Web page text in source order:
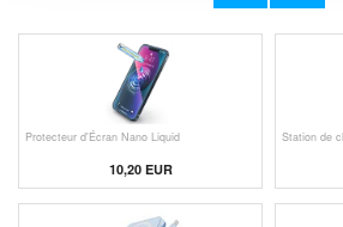
Protecteur d'Écran Nano Liquid
10,20 EUR
Station de